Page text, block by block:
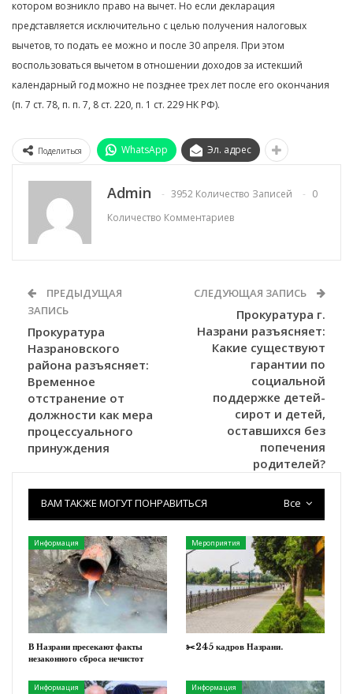
котором возникло право на вычет. Но если декларация
представляется исключительно с целью получения налоговых
вычетов, то подать ее можно и после 30 апреля. При этом
воспользоваться вычетом в отношении доходов за истекший
календарный год можно не позднее трех лет после его окончания
(п. 7 ст. 78, п. п. 7, 8 ст. 220, п. 1 ст. 229 НК РФ).
Поделиться WhatsApp Эл. адрес
Admin 3952 Количество Записей
0
Количество Комментариев
ПРЕДЫДУЩАЯ
ЗАПИСЬ
Прокуратура
Назрановского
района разъясняет:
Временное
отстранение от
должности как мера
процессуального
принуждения
СЛЕДУЮЩАЯ ЗАПИСЬ
Прокуратура г.
Назрани разъясняет:
Какие существуют
гарантии по
социальной
поддержке детей-
сирот и детей,
оставшихся без
попечения
родителей?
Все
ВАМ ТАКЖЕ МОГУТ ПОНРАВИТЬСЯ
Информация
В Назрани пресекают факты
незаконного сброса нечистот
Мероприятия
✂️245 кадров Назрани.
Информация Информация